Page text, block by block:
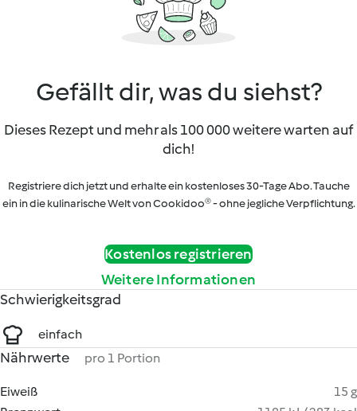
Gefällt dir, was du siehst?
Dieses Rezept und mehr als 100 000 weitere warten auf
dich!
Registriere dich jetzt und erhalte ein kostenloses 30-Tage Abo. Tauche
ein in die kulinarische Welt von Cookidoo® - ohne jegliche Verpflichtung.
Kostenlos registrieren
Weitere Informationen
Schwierigkeitsgrad
einfach
Nährwerte pro 1 Portion
Eiweiß
15 g